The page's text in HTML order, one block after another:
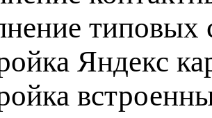
типовых
Яндекс